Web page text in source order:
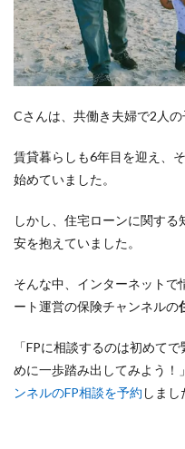
Cさんは、共働き夫婦で2人
賃貸暮らしも6年目を迎え、
始めていました。
しかし、住宅ローンに関す
安を抱えていました。
そんな中、インターネット
ート運営の保険チャンネルの
「FPに相談するのは初めて
めに一歩踏み出してみよう！
ンネルのFP相談を予約 しまし